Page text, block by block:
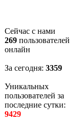
Сейчас с нами
269 пользователей
онлайн
За сегодня: 3359
Уникальных
пользователей за
последние сутки:
9429